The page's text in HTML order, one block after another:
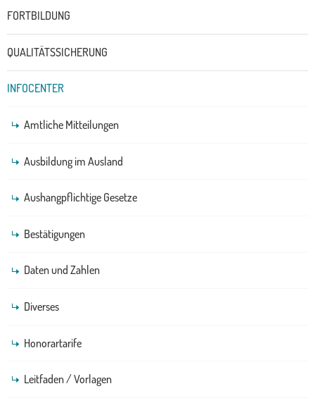
FORTBILDUNG
QUALITÄTSSICHERUNG
INFOCENTER
Amtliche Mitteilungen
Ausbildung im Ausland
Aushangpflichtige Gesetze
Bestätigungen
Daten und Zahlen
Diverses
Honorartarife
Leitfaden / Vorlagen